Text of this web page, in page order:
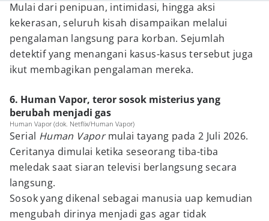
Mulai dari penipuan, intimidasi, hingga aksi
kekerasan, seluruh kisah disampaikan melalui
pengalaman langsung para korban. Sejumlah
detektif yang menangani kasus-kasus tersebut juga
ikut membagikan pengalaman mereka.
6. Human Vapor, teror sosok misterius yang
berubah menjadi gas
Human Vapor (dok. Netflix/Human Vapor)
Serial Human Vapormulai tayang pada 2 Juli 2026.
Ceritanya dimulai ketika seseorang tiba-tiba
meledak saat siaran televisi berlangsung secara
langsung.
Sosok yang dikenal sebagai manusia uap kemudian
mengubah dirinya menjadi gas agar tidak